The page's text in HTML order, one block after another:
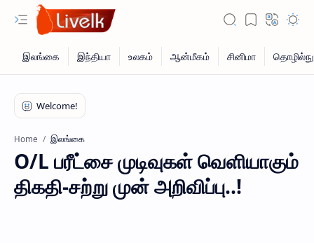
Home இலங்கை
O/L பரீட்சை முடிவுகள் வெளியாகும்
திகதி-சற்று முன் அறிவிப்பு..!